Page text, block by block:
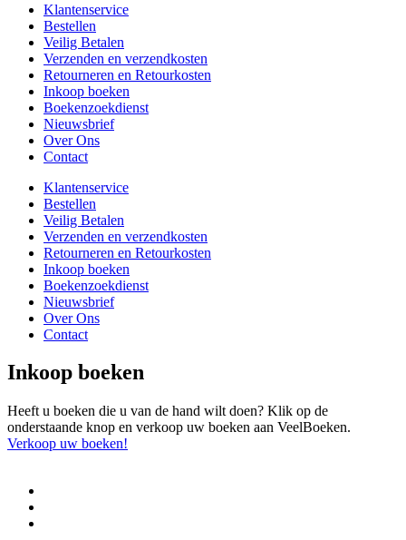
Klantenservice
Bestellen
Veilig Betalen
Verzenden en verzendkosten
Retourneren en Retourkosten
Inkoop boeken
Boekenzoekdienst
Nieuwsbrief
Over Ons
Contact
Klantenservice
Bestellen
Veilig Betalen
Verzenden en verzendkosten
Retourneren en Retourkosten
Inkoop boeken
Boekenzoekdienst
Nieuwsbrief
Over Ons
Contact
Inkoop boeken
Heeft u boeken die u van de hand wilt doen? Klik op de
onderstaande knop en verkoop uw boeken aan VeelBoeken.
Verkoop uw boeken!